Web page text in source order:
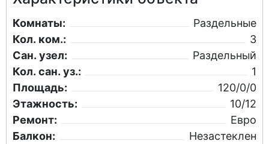
Комнаты:
Раздельные
Кол. ком.:
3
Сан. узел:
Раздельный
Кол. сан. уз.:
1
Площадь:
120/0/0
Этажность:
10/12
Ремонт:
Евро
Балкон:
Незастеклен